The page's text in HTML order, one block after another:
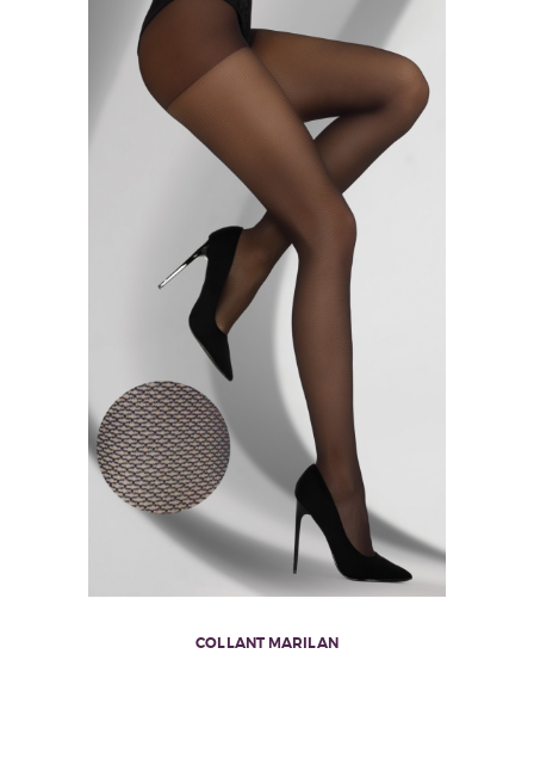
COLLANT MARILAN